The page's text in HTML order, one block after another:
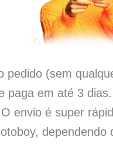
pedido (sem
paga em até 3
envio é super
dependendo